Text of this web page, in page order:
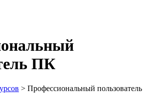
ПК
> Профессиональный пользователь